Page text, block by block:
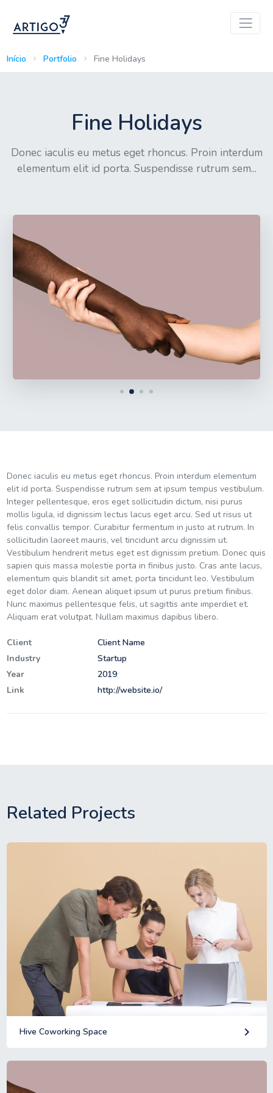
Início Portfolio Fine Holidays
Fine Holidays
Donec iaculis eu metus eget rhoncus. Proin interdum
elementum elit id porta. Suspendisse rutrum sem...
Donec iaculis eu metus eget rhoncus. Proin interdum elementum
elit id porta. Suspendisse rutrum sem at ipsum tempus vestibulum.
Integer pellentesque, eros eget sollicitudin dictum, nisi purus
mollis ligula, id dignissim lectus lacus eget arcu. Sed ut risus ut
felis convallis tempor. Curabitur fermentum in justo at rutrum. In
sollicitudin laoreet mauris, vel tincidunt arcu dignissim ut.
Vestibulum hendrerit metus eget est dignissim pretium. Donec quis
sapien quis massa molestie porta in finibus justo. Cras ante lacus,
elementum quis blandit sit amet, porta tincidunt leo. Vestibulum
eget dolor diam. Aenean aliquet ipsum ut purus pretium finibus.
Nunc maximus pellentesque felis, ut sagittis ante imperdiet et.
Aliquam erat volutpat. Nullam maximus dapibus libero.
Client
Client Name
Industry
Startup
Year
2019
Link
http://website.io/
Related Projects
Hive Coworking Space keyboard_arrow_right